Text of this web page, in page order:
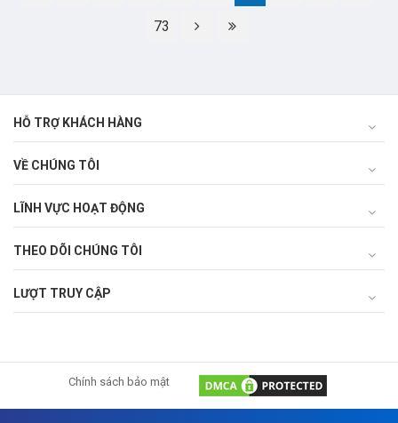
73
HỖ TRỢ KHÁCH HÀNG
VỀ CHÚNG TÔI
LĨNH VỰC HOẠT ĐỘNG
THEO DÕI CHÚNG TÔI
LƯỢT TRUY CẬP
Chính sách bảo mật